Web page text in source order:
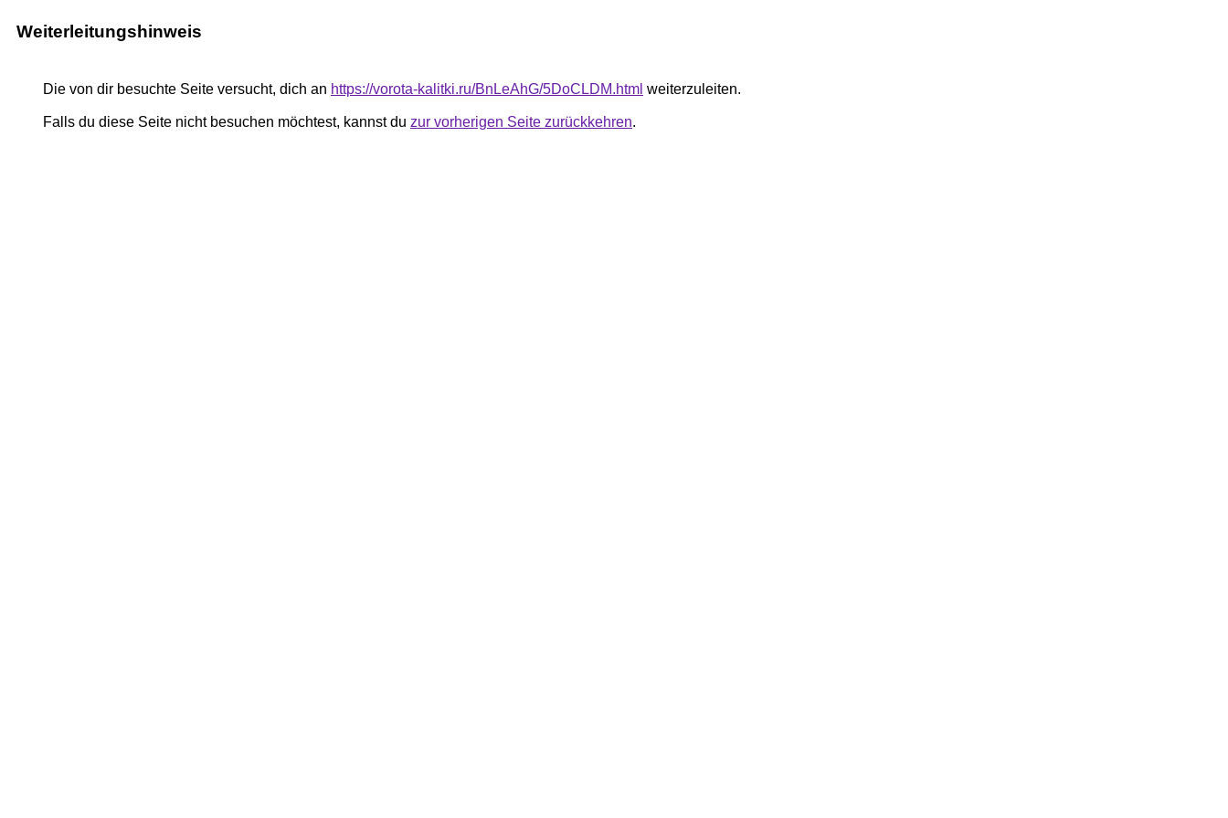
Weiterleitungshinweis
Die von dir besuchte Seite versucht, dich an https://vorota-kalitki.ru/BnLeAhG/5DoCLDM.html weiterzuleiten.
Falls du diese Seite nicht besuchen möchtest, kannst du zur vorherigen Seite zurückkehren.